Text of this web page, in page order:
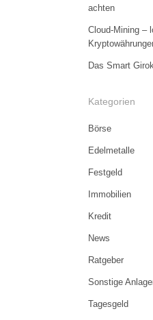
achten
Cloud-Mining –
Das Smart
Kategorien
Börse
Edelmetalle
Festgeld
Immobilien
Kredit
News
Ratgeber
Sonstige
Tagesgeld